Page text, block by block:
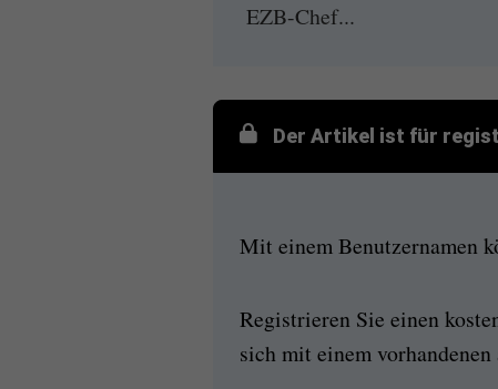
EZB-Chef...
Der Artikel ist für
Mit einem Benutzernamen
Registrieren Sie einen
sich mit einem vorhandenen